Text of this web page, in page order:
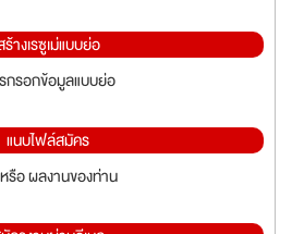
างเรซูเม่แบบย่อ
กรอกข้อมูลแบบย่อ
แนบไฟล์สมัคร
รือ ผลงานของท่าน